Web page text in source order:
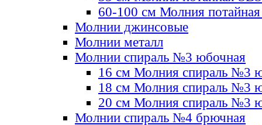
60-100 см Молния
Молнии джинсовые
Молнии металл
Молнии спираль №3 юбочная
16 см Молния спираль №3
18 см Молния спираль №3
20 см Молния спираль №3
Молнии спираль №4 брючная